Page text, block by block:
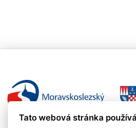
Tato webová stránka